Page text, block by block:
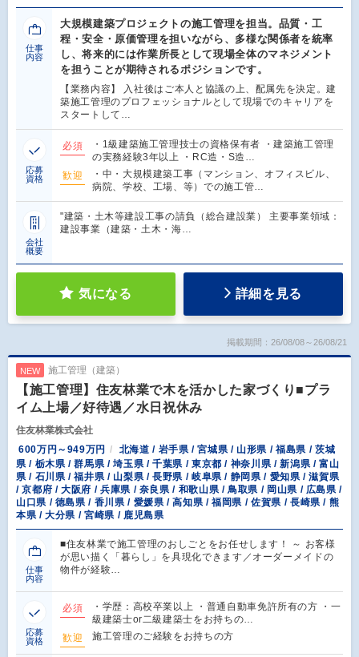
仕事
内容
大規模建築プロジェクトの施工管理を担当。品質・工
程・安全・原価管理を担いながら、多様な関係者を統率
し、将来的には作業所長として現場全体のマネジメント
を担うことが期待されるポジションです。
【業務内容】 入社後はご本人と協議の上、配属先を決定。建
築施工管理のプロフェッショナルとして現場でのキャリアを
スタートして…
応募
資格
必須
・1級建築施工管理技士の資格保有者 ・建築施工管理
の実務経験3年以上 ・RC造・S造…
歓迎
・中・大規模建築工事（マンション、オフィスビル、
病院、学校、工場、等）での施工管…
会社
概要
"建築・土木等建設工事の請負（総合建設業） 主要事業領域：
建設事業（建築・土木・海…
気になる 詳細を見る
掲載期間：26/08/08～26/08/21
NEW 施工管理（建築）
【施工管理】住友林業で木を活かした家づくり■プラ
イム上場／好待遇／水日祝休み
住友林業株式会社
600万円～949万円
北海道 / 岩手県 / 宮城県 / 山形県 / 福島県 / 茨城
県 / 栃木県 / 群馬県 / 埼玉県 / 千葉県 / 東京都 / 神奈川県 / 新潟県 / 富山
県 / 石川県 / 福井県 / 山梨県 / 長野県 / 岐阜県 / 静岡県 / 愛知県 / 滋賀県
/ 京都府 / 大阪府 / 兵庫県 / 奈良県 / 和歌山県 / 鳥取県 / 岡山県 / 広島県 /
山口県 / 徳島県 / 香川県 / 愛媛県 / 高知県 / 福岡県 / 佐賀県 / 長崎県 / 熊
本県 / 大分県 / 宮崎県 / 鹿児島県
仕事
内容
■住友林業で施工管理のおしごとをお任せします！ ～ お客様
が思い描く「暮らし」を具現化できます／オーダーメイドの
物件が経験…
応募
資格
必須
・学歴：高校卒業以上 ・普通自動車免許所有の方 ・一
級建築士or二級建築士をお持ちの…
歓迎
施工管理のご経験をお持ちの方